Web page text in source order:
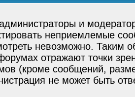
и
неприемлемые
невозможно. Таким
отражают точки
(кроме сообщений,
не может быть